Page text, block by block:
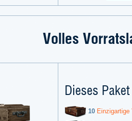
Volles
Dieses
10 Einzigartige